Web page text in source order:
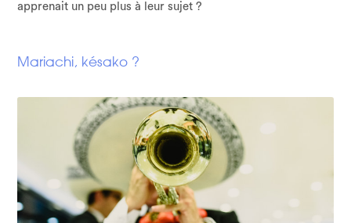
apprenait un peu plus à leur sujet ?
Mariachi, késako ?